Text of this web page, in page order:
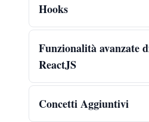
Hooks
Funzionalità avanzate
ReactJS
Concetti Aggiuntivi